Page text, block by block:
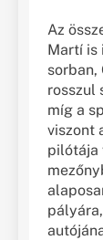
Az
Martí is
sorban,
rosszul
míg a
viszont
pilótája